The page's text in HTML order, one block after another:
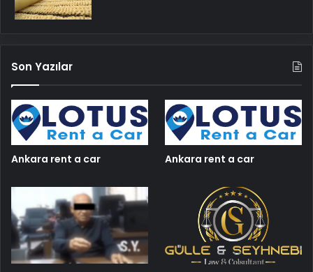
Son Yazılar
Ankara rent a car Ankara rent a car